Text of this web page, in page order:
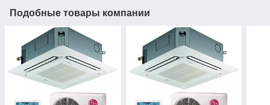
Подобные товары компании